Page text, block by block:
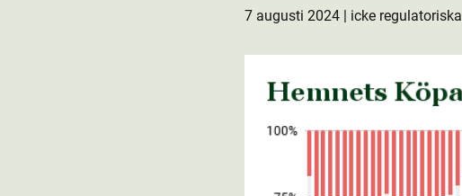
7 augusti 2024| icke regulatoriska